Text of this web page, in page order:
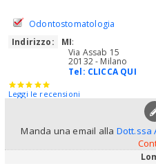
Odontostomatologia
Indirizzo:
MI:
Via Assab 15
20132 - Milano
Tel: CLICCA QUI
Leggi le recensioni
Manda una email alla Dott.ssa